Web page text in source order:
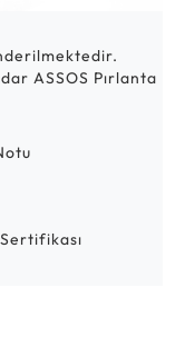
ASSOS Pırlanta